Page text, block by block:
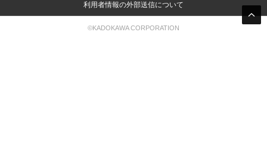
利用者情報の外部送信について
©KADOKAWA CORPORATION